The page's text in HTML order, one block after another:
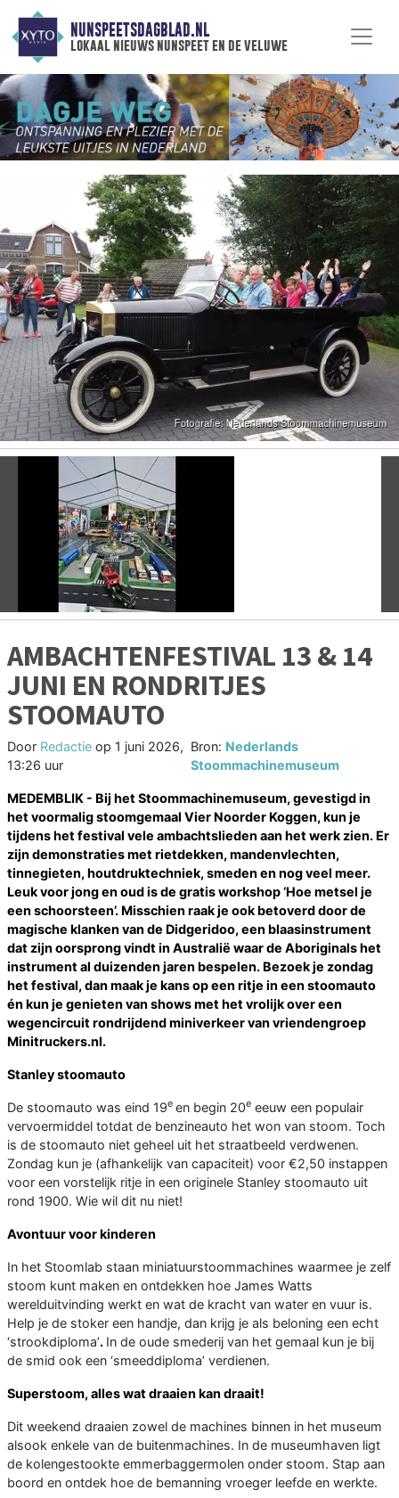
NUNSPEETSDAGBLAD.NL
lokaal nieuws nunspeet en de veluwe
AMBACHTENFESTIVAL 13 & 14
JUNI EN RONDRITJES
STOOMAUTO
Door Redactie op 1 juni 2026,
13:26 uur
Bron: Nederlands
Stoommachinemuseum
MEDEMBLIK - Bij het Stoommachinemuseum, gevestigd in
het voormalig stoomgemaal Vier Noorder Koggen, kun je
tijdens het festival vele ambachtslieden aan het werk zien. Er
zijn demonstraties met rietdekken, mandenvlechten,
tinnegieten, houtdruktechniek, smeden en nog veel meer.
Leuk voor jong en oud is de gratis workshop ‘Hoe metsel je
een schoorsteen’. Misschien raak je ook betoverd door de
magische klanken van de Didgeridoo, een blaasinstrument
dat zijn oorsprong vindt in Australië waar de Aboriginals het
instrument al duizenden jaren bespelen. Bezoek je zondag
het festival, dan maak je kans op een ritje in een stoomauto
én kun je genieten van shows met het vrolijk over een
wegencircuit rondrijdend miniverkeer van vriendengroep
Minitruckers.nl.
Stanley stoomauto
De stoomauto was eind 19e en begin 20e eeuw een populair
vervoermiddel totdat de benzineauto het won van stoom. Toch
is de stoomauto niet geheel uit het straatbeeld verdwenen.
Zondag kun je (afhankelijk van capaciteit) voor €2,50 instappen
voor een vorstelijk ritje in een originele Stanley stoomauto uit
rond 1900. Wie wil dit nu niet!
Avontuur voor kinderen
In het Stoomlab staan miniatuurstoommachines waarmee je zelf
stoom kunt maken en ontdekken hoe James Watts
werelduitvinding werkt en wat de kracht van water en vuur is.
Help je de stoker een handje, dan krijg je als beloning een echt
‘strookdiploma’. In de oude smederij van het gemaal kun je bij
de smid ook een ‘smeeddiploma’ verdienen.
Superstoom, alles wat draaien kan draait!
Dit weekend draaien zowel de machines binnen in het museum
alsook enkele van de buitenmachines. In de museumhaven ligt
de kolengestookte emmerbaggermolen onder stoom. Stap aan
boord en ontdek hoe de bemanning vroeger leefde en werkte.